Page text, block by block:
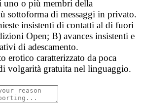
uno o più membri della
sottoforma di messaggi in privato.
insistenti di contatti al di fuori
Open; B) avances insistenti e
di adescamento.
erotico caratterizzato da poca
volgarità gratuita nel linguaggio.